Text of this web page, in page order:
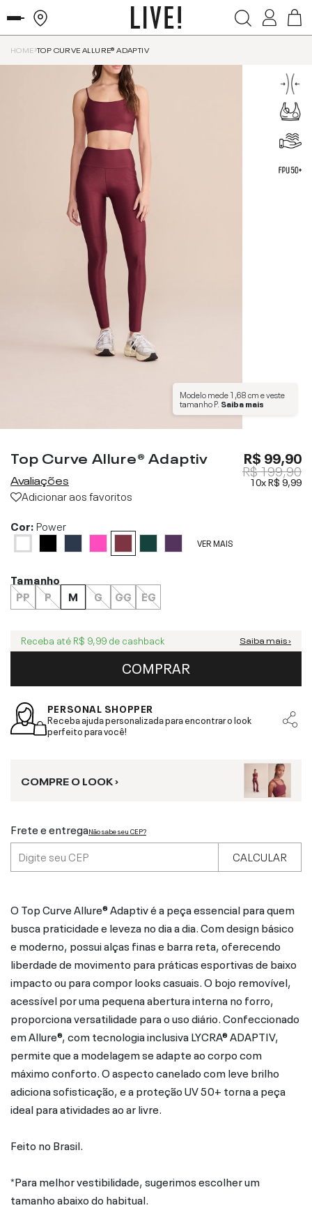
HOME TOP CURVE ALLURE® ADAPTIV
Modelo mede1,68 cme veste
tamanhoP. Saiba mais
Top Curve Allure® Adaptiv
Avaliações
Adicionar aos favoritos
R$ 99,90
R$ 199,90
10xR$ 9,99
Cor:Power
VER MAIS
Tamanho
PP
P M G GG EG
Receba até R$ 9,99 de cashback Saiba mais ›
COMPRAR
PERSONAL SHOPPER
Receba ajuda personalizada para encontrar o look
perfeito para você!
COMPRE O LOOK ›
Frete e entregaNão sabe seu CEP?
CALCULAR
O Top Curve Allure® Adaptiv é a peça essencial para quem
busca praticidade e leveza no dia a dia. Com design básico
e moderno, possui alças finas e barra reta, oferecendo
liberdade de movimento para práticas esportivas de baixo
impacto ou para compor looks casuais. O bojo removível,
acessível por uma pequena abertura interna no forro,
proporciona versatilidade para o uso diário. Confeccionado
em Allure®, com tecnologia inclusiva LYCRA® ADAPTIV,
permite que a modelagem se adapte ao corpo com
máximo conforto. O aspecto canelado com leve brilho
adiciona sofisticação, e a proteção UV 50+ torna a peça
ideal para atividades ao ar livre.
Feito no Brasil.
*Para melhor vestibilidade, sugerimos escolher um
tamanho abaixo do habitual.